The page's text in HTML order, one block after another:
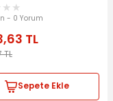
- 0 Yorum
TL
TL
Sepete Ekle